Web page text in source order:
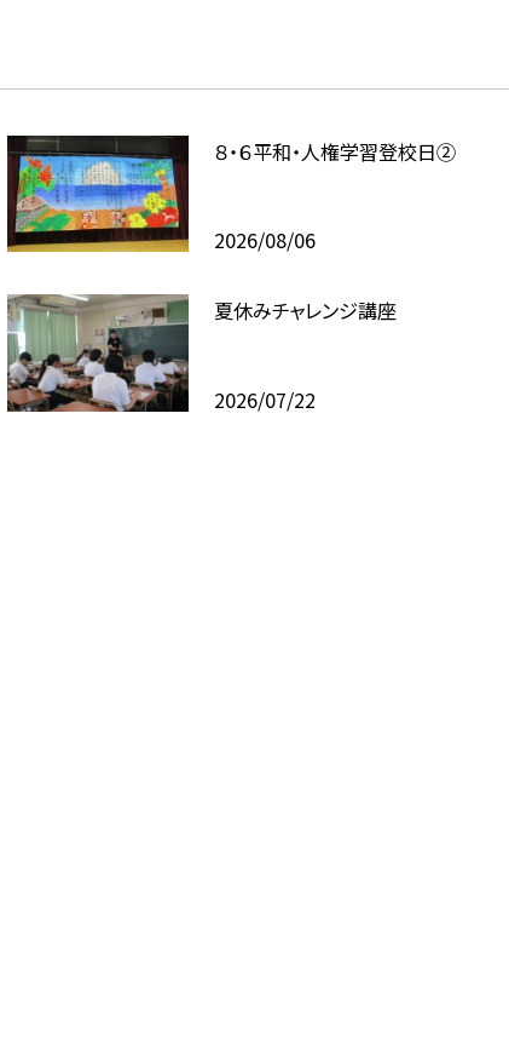
８・６平和・人権学習登校日②
2026/08/06
夏休みチャレンジ講座
2026/07/22